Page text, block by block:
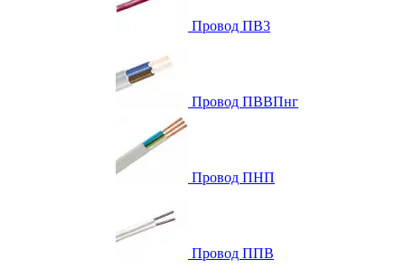
Провод ПВ3
Провод ПВВПнг
Провод ПНП
Провод ППВ